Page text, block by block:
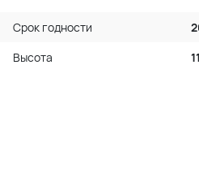
Срок годности
Высота
11